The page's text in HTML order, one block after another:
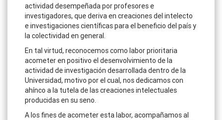
actividad desempeñada por profesores e
investigadores, que deriva en creaciones del intelecto
e investigaciones científicas para el beneficio del país y
la colectividad en general.
En tal virtud, reconocemos como labor prioritaria
acometer en positivo el desenvolvimiento de la
actividad de investigación desarrollada dentro de la
Universidad, motivo por el cual, nos dedicamos con
ahínco a la tutela de las creaciones intelectuales
producidas en su seno.
A los fines de acometer esta labor, acompañamos al